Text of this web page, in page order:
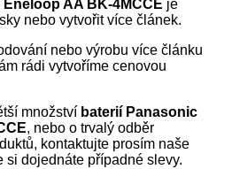
AA BK-4MCCE je
nebo vytvořit více článek.
nebo výrobu více článku
rádi vytvoříme cenovou
množství baterií Panasonic
, nebo o trvalý odběr
kontaktujte prosím naše
si dojednáte případné slevy.